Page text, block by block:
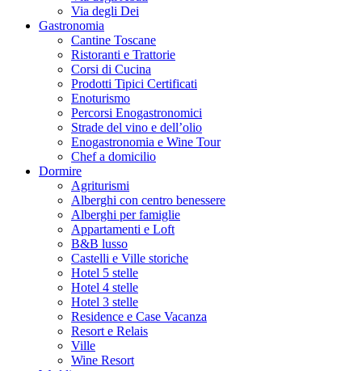
Via degli Dei
Gastronomia
Cantine Toscane
Ristoranti e Trattorie
Corsi di Cucina
Prodotti Tipici Certificati
Enoturismo
Percorsi Enogastronomici
Strade del vino e dell’olio
Enogastronomia e Wine Tour
Chef a domicilio
Dormire
Agriturismi
Alberghi con centro benessere
Alberghi per famiglie
Appartamenti e Loft
B&B lusso
Castelli e Ville storiche
Hotel 5 stelle
Hotel 4 stelle
Hotel 3 stelle
Residence e Case Vacanza
Resort e Relais
Ville
Wine Resort